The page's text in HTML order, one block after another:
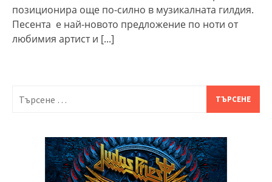
позиционира още по-силно в музикалната гилдия.
Песента е най-новото предложение по ноти от
любимия артист и [...]
за: